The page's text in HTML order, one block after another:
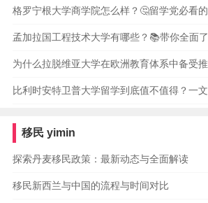
格罗宁根大学商学院怎么样？🤔留学党必看的
孟加拉国工程技术大学有哪些？📚带你全面了
为什么拉脱维亚大学在欧洲教育体系中备受推
比利时安特卫普大学留学到底值不值得？一文
移民 yimin
探索丹麦移民政策：最新动态与全面解读
移民新西兰与中国的流程与时间对比